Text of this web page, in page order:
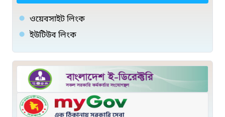
ওয়েবসাইট লিংক
ইউটিউব লিংক